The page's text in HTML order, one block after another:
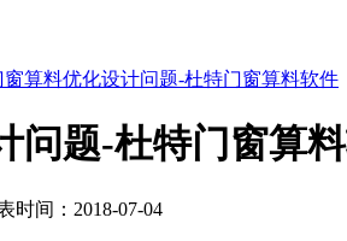
算料优化设计问题-杜特门窗算料软件
问题-杜特门窗算
时间：2018-07-04